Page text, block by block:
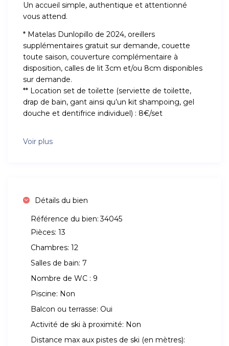
Un accueil simple, authentique et attentionné
vous attend.
* Matelas Dunlopillo de 2024, oreillers
supplémentaires gratuit sur demande, couette
toute saison, couverture complémentaire à
disposition, calles de lit 3cm et/ou 8cm disponibles
sur demande.
** Location set de toilette (serviette de toilette,
drap de bain, gant ainsi qu’un kit shampoing, gel
douche et dentifrice individuel) : 8€/set
Voir plus
Détails du bien
Référence du bien: 34045
Pièces: 13
Chambres: 12
Salles de bain: 7
Nombre de WC : 9
Piscine: Non
Balcon ou terrasse: Oui
Activité de ski à proximité: Non
Distance max aux pistes de ski (en mètres):